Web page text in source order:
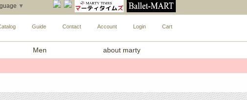
▼
Guide Contact Account Login Cart
Men
about marty